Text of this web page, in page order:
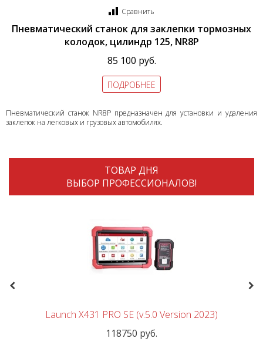
Сравнить
Пневматический станок для заклепки тормозных
колодок, цилиндр 125, NR8P
85 100 руб.
ПОДРОБНЕЕ
Пневматический станок NR8P предназначен для установки и удаления
заклепок на легковых и грузовых автомобилях.
ТОВАР ДНЯ
ВЫБОР ПРОФЕССИОНАЛОВ!
Previous
Launch X431 PRO SE (v.5.0 Version 2023)
118750 руб.